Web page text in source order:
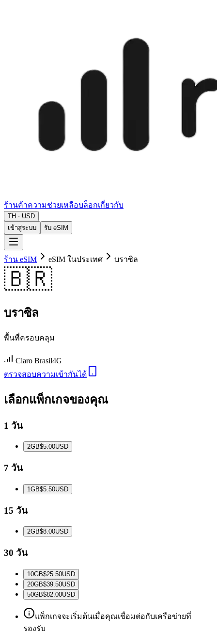
ร้านค้าความช่วยเหลือบล็อกเกี่ยวกับ
TH · USD
เข้าสู่ระบบ
รับ eSIM
ร้าน eSIM eSIM ในประเทศ บราซิล
🇧🇷
บราซิล
พื้นที่ครอบคลุม
Claro Brasil4G
ตรวจสอบความเข้ากันได้
เลือกแพ็กเกจของคุณ
1 วัน
2GB$5.00USD
7 วัน
1 GB$5.50USD
15 วัน
2GB$8.00USD
30 วัน
10GB$25.50USD
20GB$39.50USD
50GB$82.00USD
แพ็กเกจจะเริ่มต้นเมื่อคุณเชื่อมต่อกับเครือข่ายที่
รองรับ